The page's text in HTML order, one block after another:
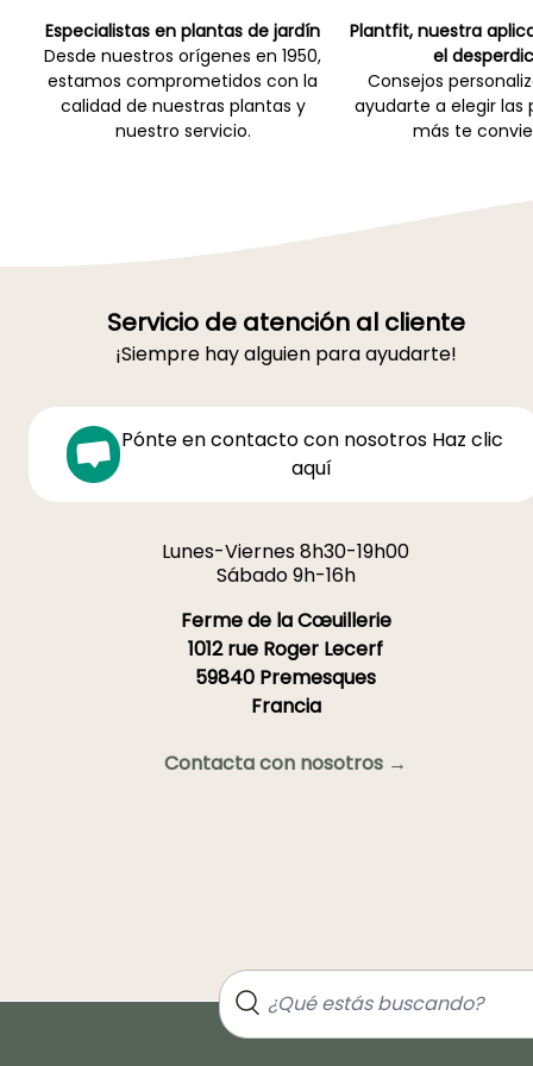
Especialistas en plantas de jardín
Desde nuestros orígenes en 1950,
estamos comprometidos con la
calidad de nuestras plantas y
nuestro servicio.
Plantfit, nuestra
el
Consejos
ayudarte a elegir las
más te
Servicio de atención al cliente
¡Siempre hay alguien para ayudarte!
Pónte en contacto con nosotros Haz clic
aquí
Lunes-Viernes 8h30-19h00
Sábado 9h-16h
Ferme de la Cœuillerie
1012 rue Roger Lecerf
59840 Premesques
Francia
Contacta con nosotros →